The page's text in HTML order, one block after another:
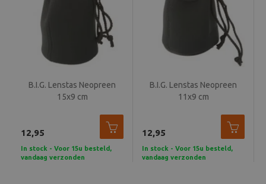
B.I.G. Lenstas Neopreen
15x9 cm
12,95
In stock - Voor 15u besteld,
vandaag verzonden
B.I.G. Lenstas Neopreen
11x9 cm
12,95
In stock - Voor 15u besteld,
vandaag verzonden